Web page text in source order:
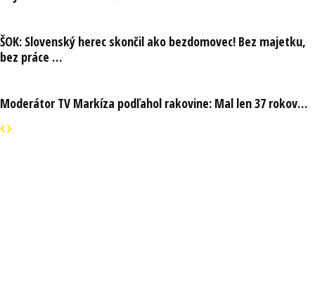
ŠOK: Slovenský herec skončil ako bezdomovec! Bez majetku,
bez práce …
Moderátor TV Markíza podľahol rakovine: Mal len 37 rokov…